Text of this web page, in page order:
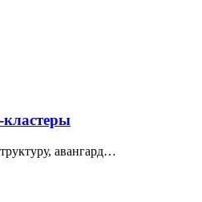
авангард…